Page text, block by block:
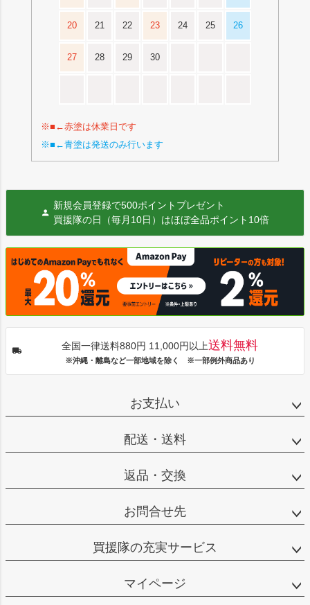
20 21 22 23 24 25 26
27 28 29 30
※■←赤塗は休業日です
※■←青塗は発送のみ行います
新規会員登録で500ポイントプレゼント
買援隊の日（毎月10日）はほぼ全品ポイント10倍
全国一律送料880円 11,000円以上送料無料
※沖縄・離島など一部地域を除く ※一部例外商品あり
お支払い
配送・送料
返品・交換
お問合せ先
買援隊の充実サービス
マイページ